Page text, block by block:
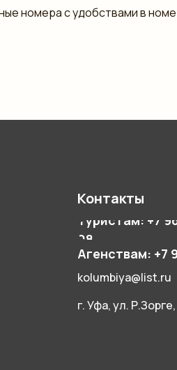
номера с удобствами в
Контакты
Туристам: +7
08
Агенствам: +7
г. Уфа, ул.
kolumbiya@list.ru